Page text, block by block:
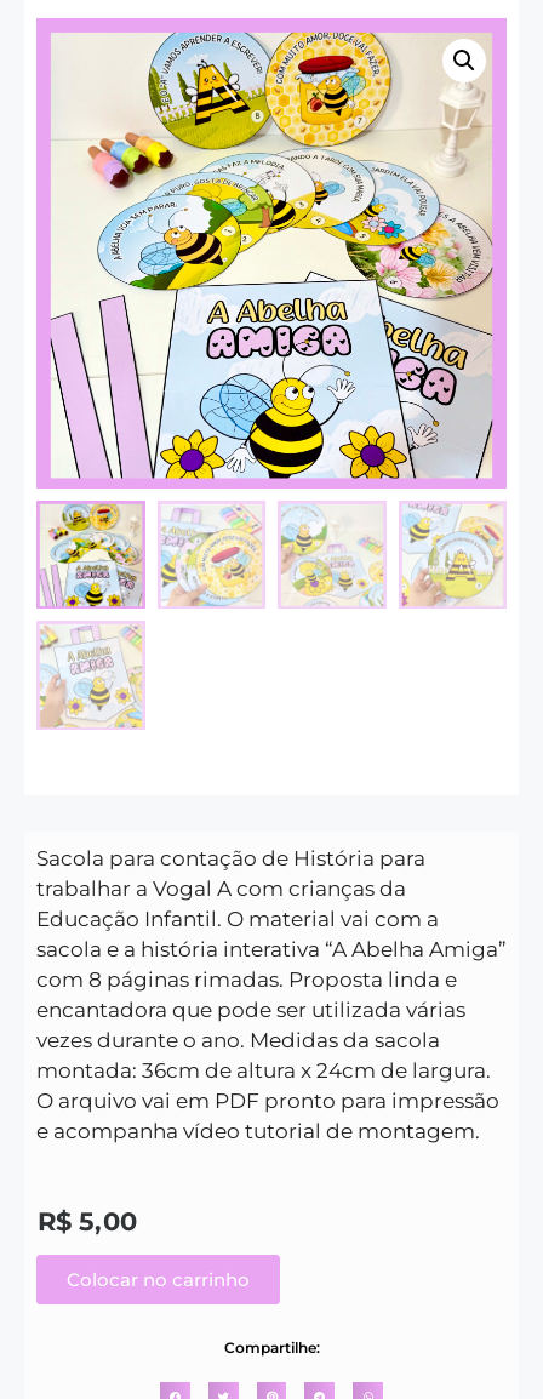
Sacola para contação de História para
trabalhar a Vogal A com crianças da
Educação Infantil. O material vai com a
sacola e a história interativa “A Abelha Amiga”
com 8 páginas rimadas. Proposta linda e
encantadora que pode ser utilizada várias
vezes durante o ano. Medidas da sacola
montada: 36cm de altura x 24cm de largura.
O arquivo vai em PDF pronto para impressão
e acompanha vídeo tutorial de montagem.
R$ 5,00
Colocar no carrinho
Compartilhe: